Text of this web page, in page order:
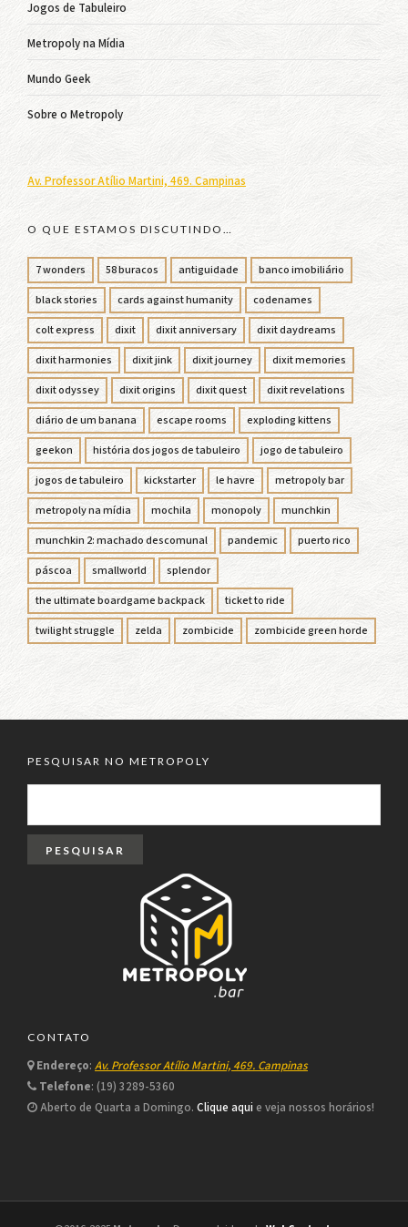
Jogos de Tabuleiro
Metropoly na Mídia
Mundo Geek
Sobre o Metropoly
Av. Professor Atílio Martini, 469. Campinas
O QUE ESTAMOS DISCUTINDO…
7 wonders 58 buracos antiguidade banco imobiliário
black stories cards against humanity codenames
colt express dixit dixit anniversary dixit daydreams
dixit harmonies dixit jink dixit journey dixit memories
dixit odyssey dixit origins dixit quest dixit revelations
diário de um banana escape rooms exploding kittens
geekon história dos jogos de tabuleiro jogo de tabuleiro
jogos de tabuleiro kickstarter le havre metropoly bar
metropoly na mídia mochila monopoly munchkin
munchkin 2: machado descomunal pandemic puerto rico
páscoa smallworld splendor
the ultimate boardgame backpack ticket to ride
twilight struggle zelda zombicide zombicide green horde
PESQUISAR NO METROPOLY
CONTATO
Endereço: Av. Professor Atílio Martini, 469. Campinas
Telefone: (19) 3289-5360
Aberto de Quarta a Domingo. Clique aqui e veja nossos horários!